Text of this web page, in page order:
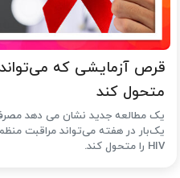
متحول کند
یک مطالعه جدید نشان می دهد
یک‌بار در هفته می‌تواند مراقبت منظم
HIV را متحول کند.